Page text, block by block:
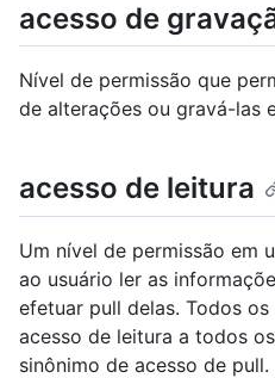
acesso de
Nível de permissão que
de alterações ou gravá-las
acesso de leitura
Um nível de permissão em
ao usuário ler as
efetuar pull delas. Todos
acesso de leitura a todos
sinônimo de acesso de pull.